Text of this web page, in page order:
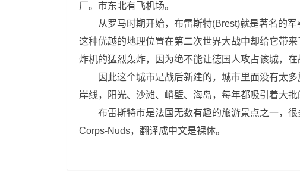
厂。市东北有飞机场。
从罗马时期开始，布雷斯特(Brest)就是著名的军
这种优越的地理位置在第二次世界大战中却给它带
炸机的猛烈轰炸，因为绝不能让德国人攻占该城，在
因此这个城市是战后新建的，城市里面没有太多
岸线，阳光、沙滩、峭壁、海岛，每年都吸引着大
布雷斯特市是法国无数有趣的旅游景点之一，很
Corps-Nuds，翻译成中文是裸体。